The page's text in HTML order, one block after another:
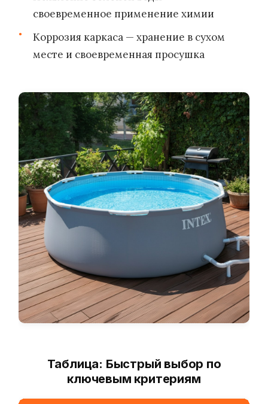
своевременное применение химии
Коррозия каркаса — хранение в сухом
месте и своевременная просушка
Таблица: Быстрый выбор по
ключевым критериям